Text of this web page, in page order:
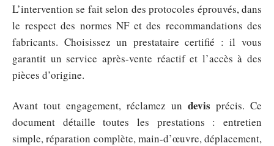
L’intervention se fait selon des protocoles éprouvés, dans
le respect des normes NF et des recommandations des
fabricants. Choisissez un prestataire certifié : il vous
garantit un service après-vente réactif et l’accès à des
pièces d’origine.
Avant tout engagement, réclamez un devis précis. Ce
document détaille toutes les prestations : entretien
simple, réparation complète, main-d’œuvre, déplacement,